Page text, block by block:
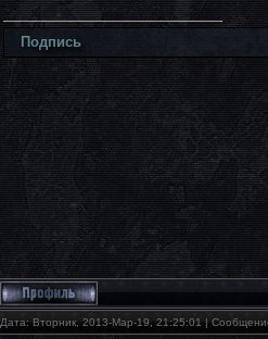
Подпись
Дата: Вторник, 2013-Мар-19, 21:25:01 |